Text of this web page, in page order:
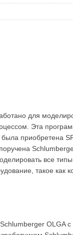
для
Эта
приобретена
все типы
такое как
OLGA